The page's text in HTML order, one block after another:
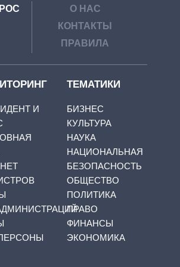
РОС
О НАС
КОНТАКТЫ
ПРАВИЛА
И
ТЕМАТИКИ
БИЗНЕС
КУЛЬТУРА
НАУКА
НАЦИОНАЛЬНАЯ
БЕЗОПАСНОСТЬ
ОБЩЕСТВО
ПОЛИТИКА
ПРАВО
ФИНАНСЫ
ЭКОНОМИКА